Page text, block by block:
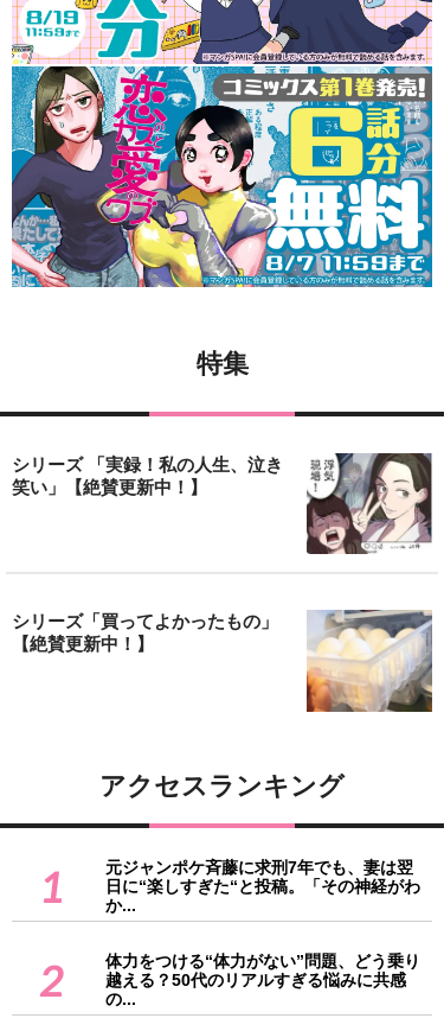
特集
シリーズ 「実録！私の人生、泣き
笑い」【絶賛更新中！】
シリーズ「買ってよかったもの」
【絶賛更新中！】
アクセスランキング
1
元ジャンポケ斉藤に求刑7年でも、妻は翌
日に“楽しすぎた“と投稿。「その神経がわ
か...
2
体力をつける“体力がない”問題、どう乗り
越える？50代のリアルすぎる悩みに共感
の...